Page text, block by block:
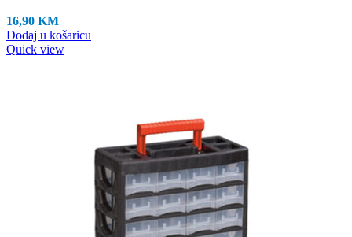
16,90 KM
Dodaj u košaricu
Quick view